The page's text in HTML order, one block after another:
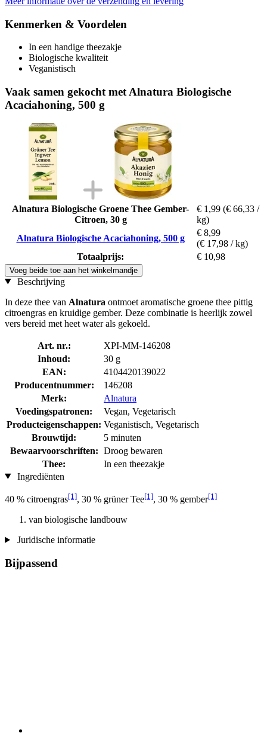
Kenmerken & Voordelen
In een handige theezakje
Biologische kwaliteit
Veganistisch
Vaak samen gekocht met Alnatura Biologische
Acaciahoning, 500 g
Alnatura Biologische Groene Thee Gember-
Citroen, 30 g
€ 1,99 (€ 66,33 /
kg)
Alnatura Biologische Acaciahoning, 500 g
€ 8,99
(€ 17,98 / kg)
Totaalprijs:
€ 10,98
Voeg beide toe aan het winkelmandje
Beschrijving
In deze thee van Alnatura ontmoet aromatische groene thee pittig
citroengras en kruidige gember. Deze combinatie is heerlijk zowel
vers bereid met heet water als gekoeld.
Art. nr.:
XPI-MM-146208
Inhoud:
30 g
EAN:
4104420139022
Producentnummer:
146208
Merk:
Alnatura
Voedingspatronen:
Vegan, Vegetarisch
Producteigenschappen: Veganistisch, Vegetarisch
Brouwtijd:
5 minuten
Bewaarvoorschriften: Droog bewaren
Thee:
In een theezakje
Ingrediënten
40 % citroengras[1], 30 % grüner Tee[1], 30 % gember[1]
van biologische landbouw
Juridische informatie
Bijpassend